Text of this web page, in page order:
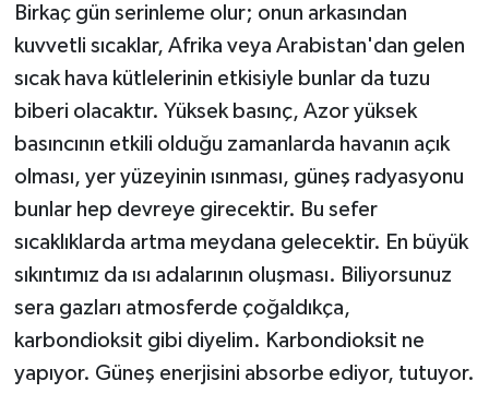
Birkaç gün serinleme olur; onun arkasından
kuvvetli sıcaklar, Afrika veya Arabistan'dan gelen
sıcak hava kütlelerinin etkisiyle bunlar da tuzu
biberi olacaktır. Yüksek basınç, Azor yüksek
basıncının etkili olduğu zamanlarda havanın açık
olması, yer yüzeyinin ısınması, güneş radyasyonu
bunlar hep devreye girecektir. Bu sefer
sıcaklıklarda artma meydana gelecektir. En büyük
sıkıntımız da ısı adalarının oluşması. Biliyorsunuz
sera gazları atmosferde çoğaldıkça,
karbondioksit gibi diyelim. Karbondioksit ne
yapıyor. Güneş enerjisini absorbe ediyor, tutuyor.